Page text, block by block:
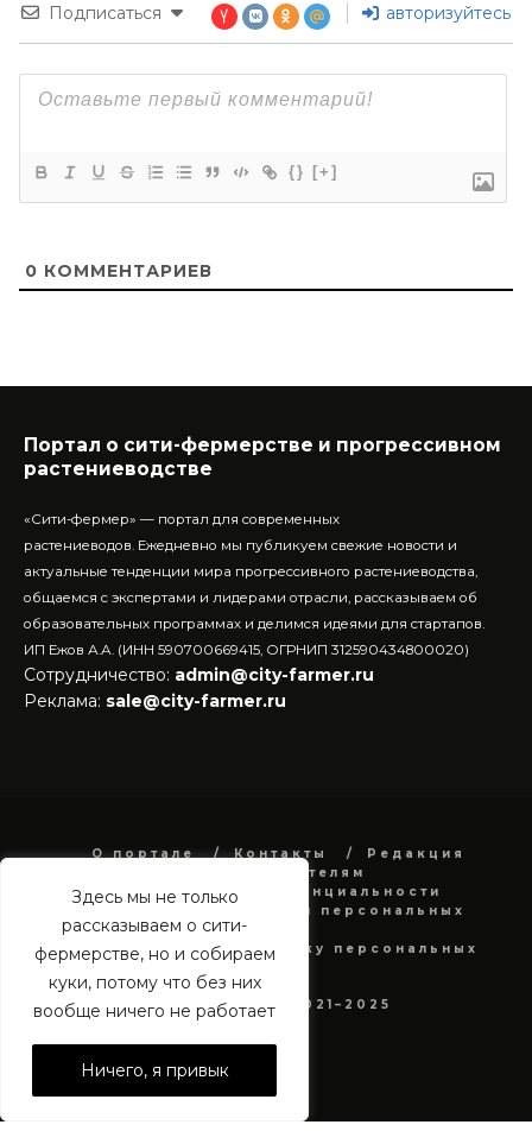
Здесь мы не только
рассказываем о сити-
фермерстве, но и собираем
куки, потому что без них
вообще ничего не работает
Ничего, я привык
Подписаться авторизуйтесь
{} [+]
0 КОММЕНТАРИЕВ
Портал о сити-фермерстве и прогрессивном
растениеводстве
«Сити-фермер» — портал для современных
растениеводов. Ежедневно мы публикуем свежие новости и
актуальные тенденции мира прогрессивного растениеводства,
общаемся с экспертами и лидерами отрасли, рассказываем об
образовательных программах и делимся идеями для стартапов.
ИП Ежов А.А. (ИНН 590700669415, ОГРНИП 312590434800020)
Сотрудничество: admin@city-farmer.ru
Реклама: sale@city-farmer.ru
О портале Контакты
Редакция
Рекламодателям
Политика конфиденциальности
в отношении обработки персональных
данных
Согласие на обработку персональных
данных
city-farmer.ru 2021–2025